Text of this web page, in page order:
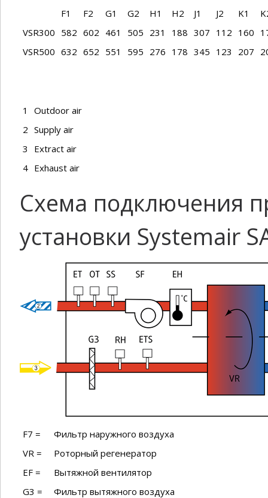
F1 F2 G1 G2 H1 H2 J1 J2 K1
VSR300 582 602 461 505 231 188 307 112 160
VSR500 632 652 551 595 276 178 345 123 207
1
Outdoor air
2 Supply air
3
Extract air
4 Exhaust air
Схема подключения
установки Systemair
F7 =
Фильтр наружного воздуха
VR =
Роторный регенератор
EF =
Вытяжной вентилятор
G3 =
Фильтр вытяжного воздуха